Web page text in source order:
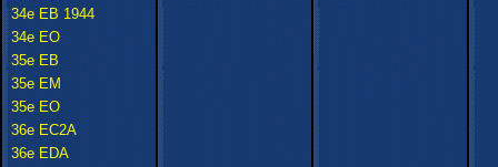
34e EB 1944
34e EO
35e EB
35e EM
35e EO
36e EC2A
36e EDA